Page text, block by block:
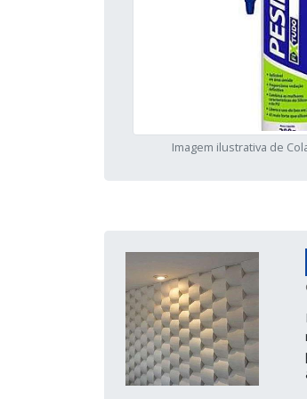
Imagem ilustrativa de